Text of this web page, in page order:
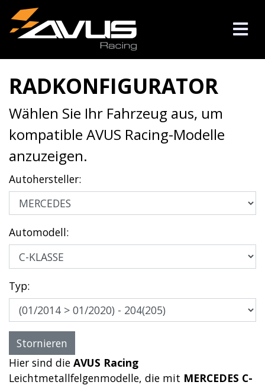
RADKONFIGURATOR
Wählen Sie Ihr Fahrzeug aus, um
kompatible AVUS Racing-Modelle
anzuzeigen.
Autohersteller:
Automodell:
Typ:
Hier sind die AVUS Racing
Leichtmetallfelgenmodelle, die mit MERCEDES C-